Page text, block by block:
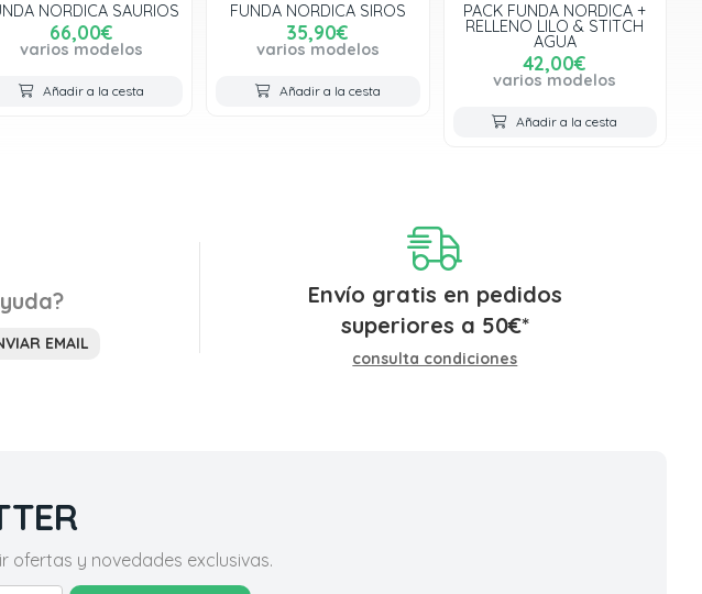
NORDICA SAURIOS
66,00€
varios modelos
Añadir a la cesta
FUNDA NORDICA SIROS
35,90€
varios modelos
Añadir a la cesta
PACK FUNDA NORDICA +
RELLENO LILO & STITCH
AGUA
42,00€
varios modelos
Añadir a la cesta
EMAIL
Envío gratis en pedidos
superiores a 50€*
consulta condiciones
ofertas y novedades exclusivas.